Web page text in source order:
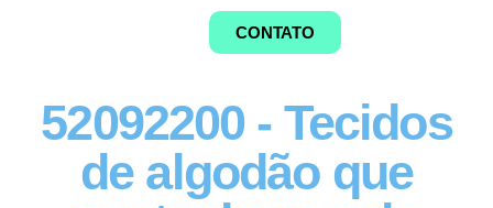
CONTATO
52092200 - Tecidos
de algodão que